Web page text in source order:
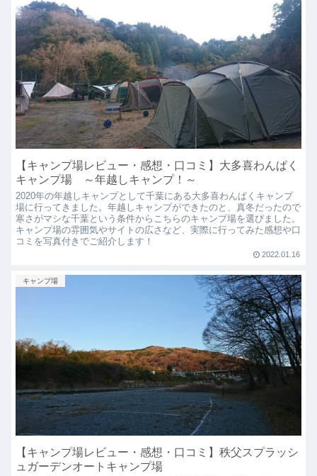
【キャンプ場レビュー・感想・口コミ】大多喜わんぱく
キャンプ場 ～年越しキャンプ！～
2020年の年越しキャンプとして千葉にある大多喜わんぱくキャンプ
場に行ってきました。年越しキャンプができたのと、真冬だったので
寒さがマシな千葉という条件からこちらのキャンプ場を選びました。
キャンプ場の雰囲気やサイトの広さなど、実際に行ってみた感想や口
コミを写真付きでご紹介します！
2022.01.16
キャンプ場
【キャンプ場レビュー・感想・口コミ】秩父スプラッシ
ュガーデンオートキャンプ場